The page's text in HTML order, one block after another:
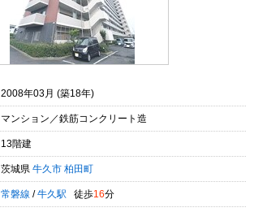
2008年03月 (築18年)
マンション／鉄筋コンクリート造
13階建
茨城県 牛久市 柏田町
常磐線 / 牛久駅 徒歩16分